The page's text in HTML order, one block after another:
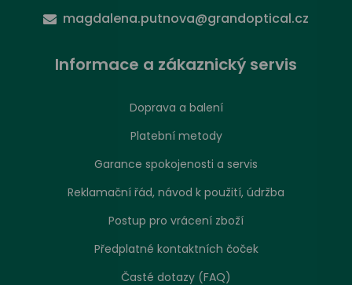
magdalena.putnova@grandoptical.cz
Informace a zákaznický servis
Doprava a balení
Platební metody
Garance spokojenosti a servis
Reklamační řád, návod k použití, údržba
Postup pro vrácení zboží
Předplatné kontaktních čoček
Časté dotazy (FAQ)
Nastavení zpracování cookies
Stejně jako jakákoliv jiná webová stránka, může
náš web ukládat nebo načítat informace zejména
ve formě souborů cookies z vašeho prohlížeče.
Převážně se používají k tomu, aby stránka
fungovala tak, jak se od ní očekává, ale také nám
pomáhají ke zlepšení naší nabídky. Tyto
informace se mohou týkat vás, vašich preferencí